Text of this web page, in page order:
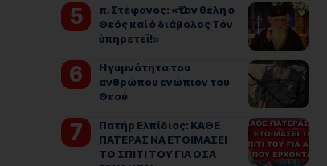
π. Στέφανος: «Ὅταν θέλη ὁ
Θεός καί ὁ διάβολος Τόν
ὑπηρετεῖ!»
Η γυμνότητα του
ανθρώπου ενώπιον του
Θεού
Πατήρ Ελπίδιος: ΚΑΘΕ
ΠΑΤΕΡΑΣ ΝΑ ΕΤΟΙΜΑΣΕΙ
ΤΟ ΣΠΙΤΙ ΤΟΥ ΓΙΑ ΟΣΑ